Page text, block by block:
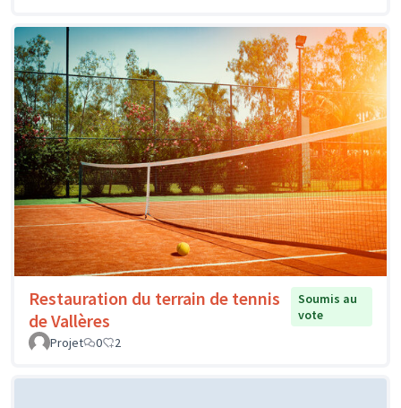
Restauration du terrain de tennis
de Vallères
Soumis au
vote
Projet
0 2